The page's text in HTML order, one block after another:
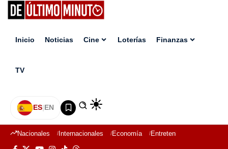
Inicio Noticias Cine Loterías Finanzas
TV
ES|EN
Nacionales Internacionales Economía Entretenimiento